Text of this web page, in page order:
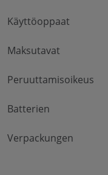
Käyttöoppaat
Maksutavat
Peruuttamisoikeus
Batterien
Verpackungen